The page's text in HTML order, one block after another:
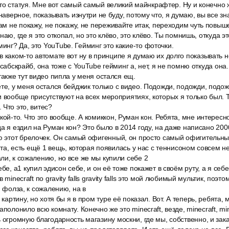
статуя. Мне вот самый самый великий майнкрафтер. Ну и конечно
показывать изнутри не буду, потому что, я думаю, вы все
не покажу, не покажу, не переживайте итак, переходим чуть
где я это откопал, но это клёво, это клёво. Ты помнишь, откуда
Да, это YouTube. Гейминг это какие-то фоточки.
то автомате вот ну в принципе я думаю их долго показывать
сабскрайб, она тоже с YouTube гейминг а, нет, я не помню откуда
тут видео пипла у меня остался ещ.
у меня остался бейджик только с видео. Подожди, подожди,
вообще присутствуют на всех мероприятиях, которых я только был.
это, витес?
то. Что это вообще. А комиккон, Руман кон. Ребята, мне
я ездил на Руман кон? Это было в 2014 году, на даже написано
этот брелочек. Он самый офигенный, он просто самый
есть ещё 1 вещь, которая появилась у нас с теннисоном совсем
к сожалению, но все же мы купили себе 2
a1 купил эдисон себе, и он её тоже покажет в своём руту, а я
minecraft по gravity falls gravity falls это мой любимый мультик,
фолза, к сожалению, на в
картину, но хотя бы я в пром туре её показал. Вот. А теперь,
всю комнату. Конечно же это minecraft, везде, minecraft,
благодарность магазину москни, где мы, собственно, и